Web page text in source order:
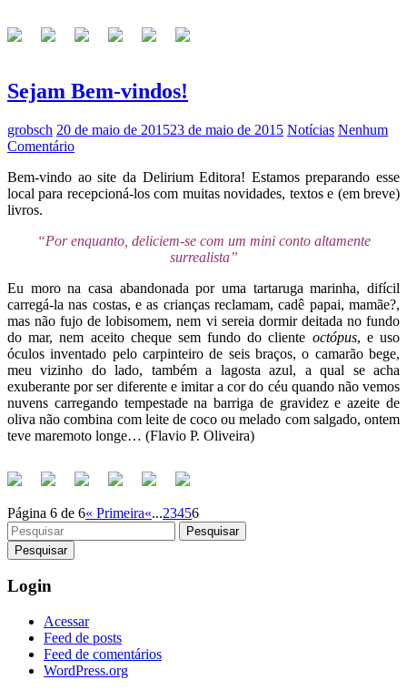
Sejam Bem-vindos!
grobsch 20 de maio de 201523 de maio de 2015 Notícias Nenhum
Comentário
Bem-vindo ao site da Delirium Editora! Estamos preparando esse
local para recepcioná-los com muitas novidades, textos e (em breve)
livros.
“Por enquanto, deliciem-se com um mini conto altamente
surrealista”
Eu moro na casa abandonada por uma tartaruga marinha, difícil
carregá-la nas costas, e as crianças reclamam, cadê papai, mamãe?,
mas não fujo de lobisomem, nem vi sereia dormir deitada no fundo
do mar, nem aceito cheque sem fundo do cliente octópus, e uso
óculos inventado pelo carpinteiro de seis braços, o camarão bege,
meu vizinho do lado, também a lagosta azul, a qual se acha
exuberante por ser diferente e imitar a cor do céu quando não vemos
nuvens carregando tempestade na barriga de gravidez e azeite de
oliva não combina com leite de coco ou melado com salgado, ontem
teve maremoto longe… (Flavio P. Oliveira)
Página 6 de 6« Primeira«...23456
Pesquisar
Login
Acessar
Feed de posts
Feed de comentários
WordPress.org